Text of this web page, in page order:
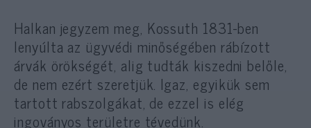
Halkan jegyzem meg, Kossuth 1831-ben
lenyúlta az ügyvédi minőségében rábízott
árvák örökségét, alig tudták kiszedni belőle,
de nem ezért szeretjük. Igaz, egyikük sem
tartott rabszolgákat, de ezzel is elég
ingoványos területre tévedünk.